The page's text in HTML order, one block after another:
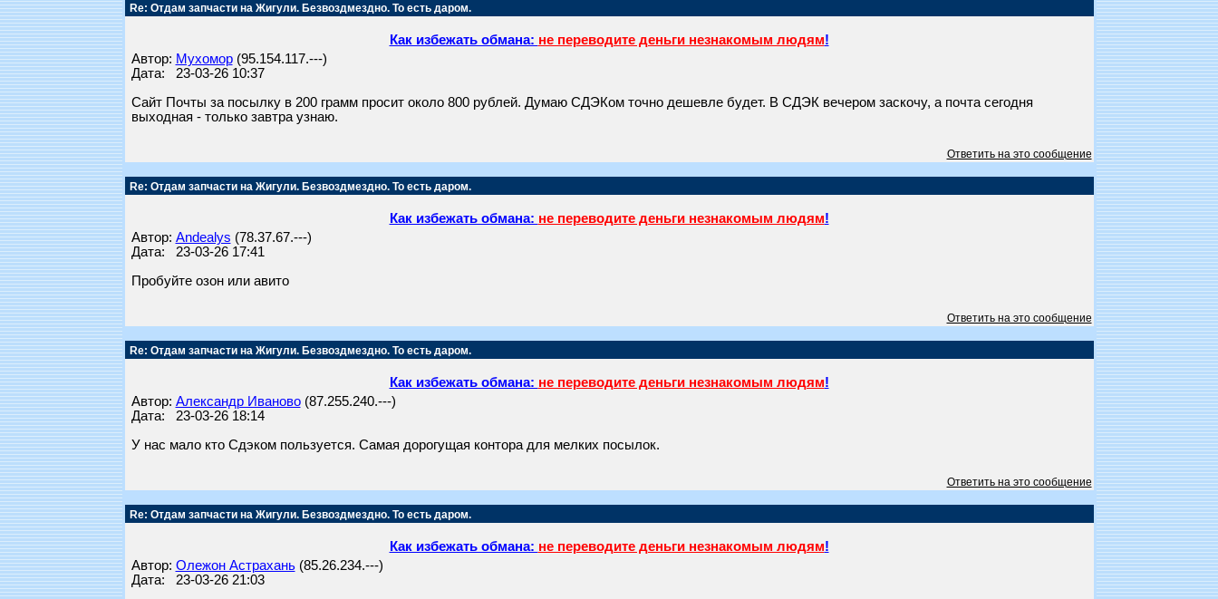
Re: Отдам запчасти на Жигули. Безвоздмездно. То есть даром.
Как избежать обмана: не переводите деньги незнакомым людям!
Автор: Мухомор(95.154.117.---)
Дата: 23-03-26 10:37
Сайт Почты за посылку в 200 грамм просит около 800 рублей. Думаю СДЭКом точно дешевле будет. В СДЭК вечером заскочу, а почта сегодня
выходная - только завтра узнаю.
Ответить на это сообщение
Re: Отдам запчасти на Жигули. Безвоздмездно. То есть даром.
Как избежать обмана: не переводите деньги незнакомым людям!
Автор: Andealys (78.37.67.---)
Дата: 23-03-26 17:41
Пробуйте озон или авито
Ответить на это сообщение
Re: Отдам запчасти на Жигули. Безвоздмездно. То есть даром.
Как избежать обмана: не переводите деньги незнакомым людям!
Автор: Александр Иваново(87.255.240.---)
Дата: 23-03-26 18:14
У нас мало кто Сдэком пользуется. Самая дорогущая контора для мелких посылок.
Ответить на это сообщение
Re: Отдам запчасти на Жигули. Безвоздмездно. То есть даром.
Как избежать обмана: не переводите деньги незнакомым людям!
Автор: Олежон Астрахань(85.26.234.---)
Дата: 23-03-26 21:03